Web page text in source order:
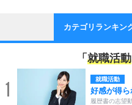
カテゴリランキン
「 就職活動
1 就職活動
好感が得ら
履歴書の志望